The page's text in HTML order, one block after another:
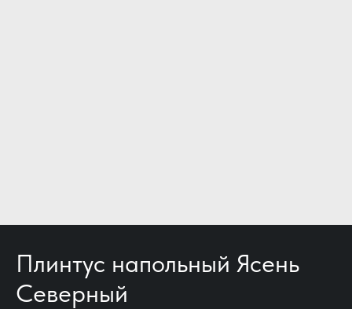
Плинтус напольный Ясень
Северный